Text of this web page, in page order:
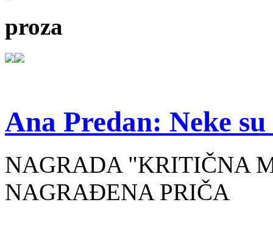
proza
Ana Predan: Neke
NAGRADA "KRITIČNA
NAGRAĐENA PRIČA